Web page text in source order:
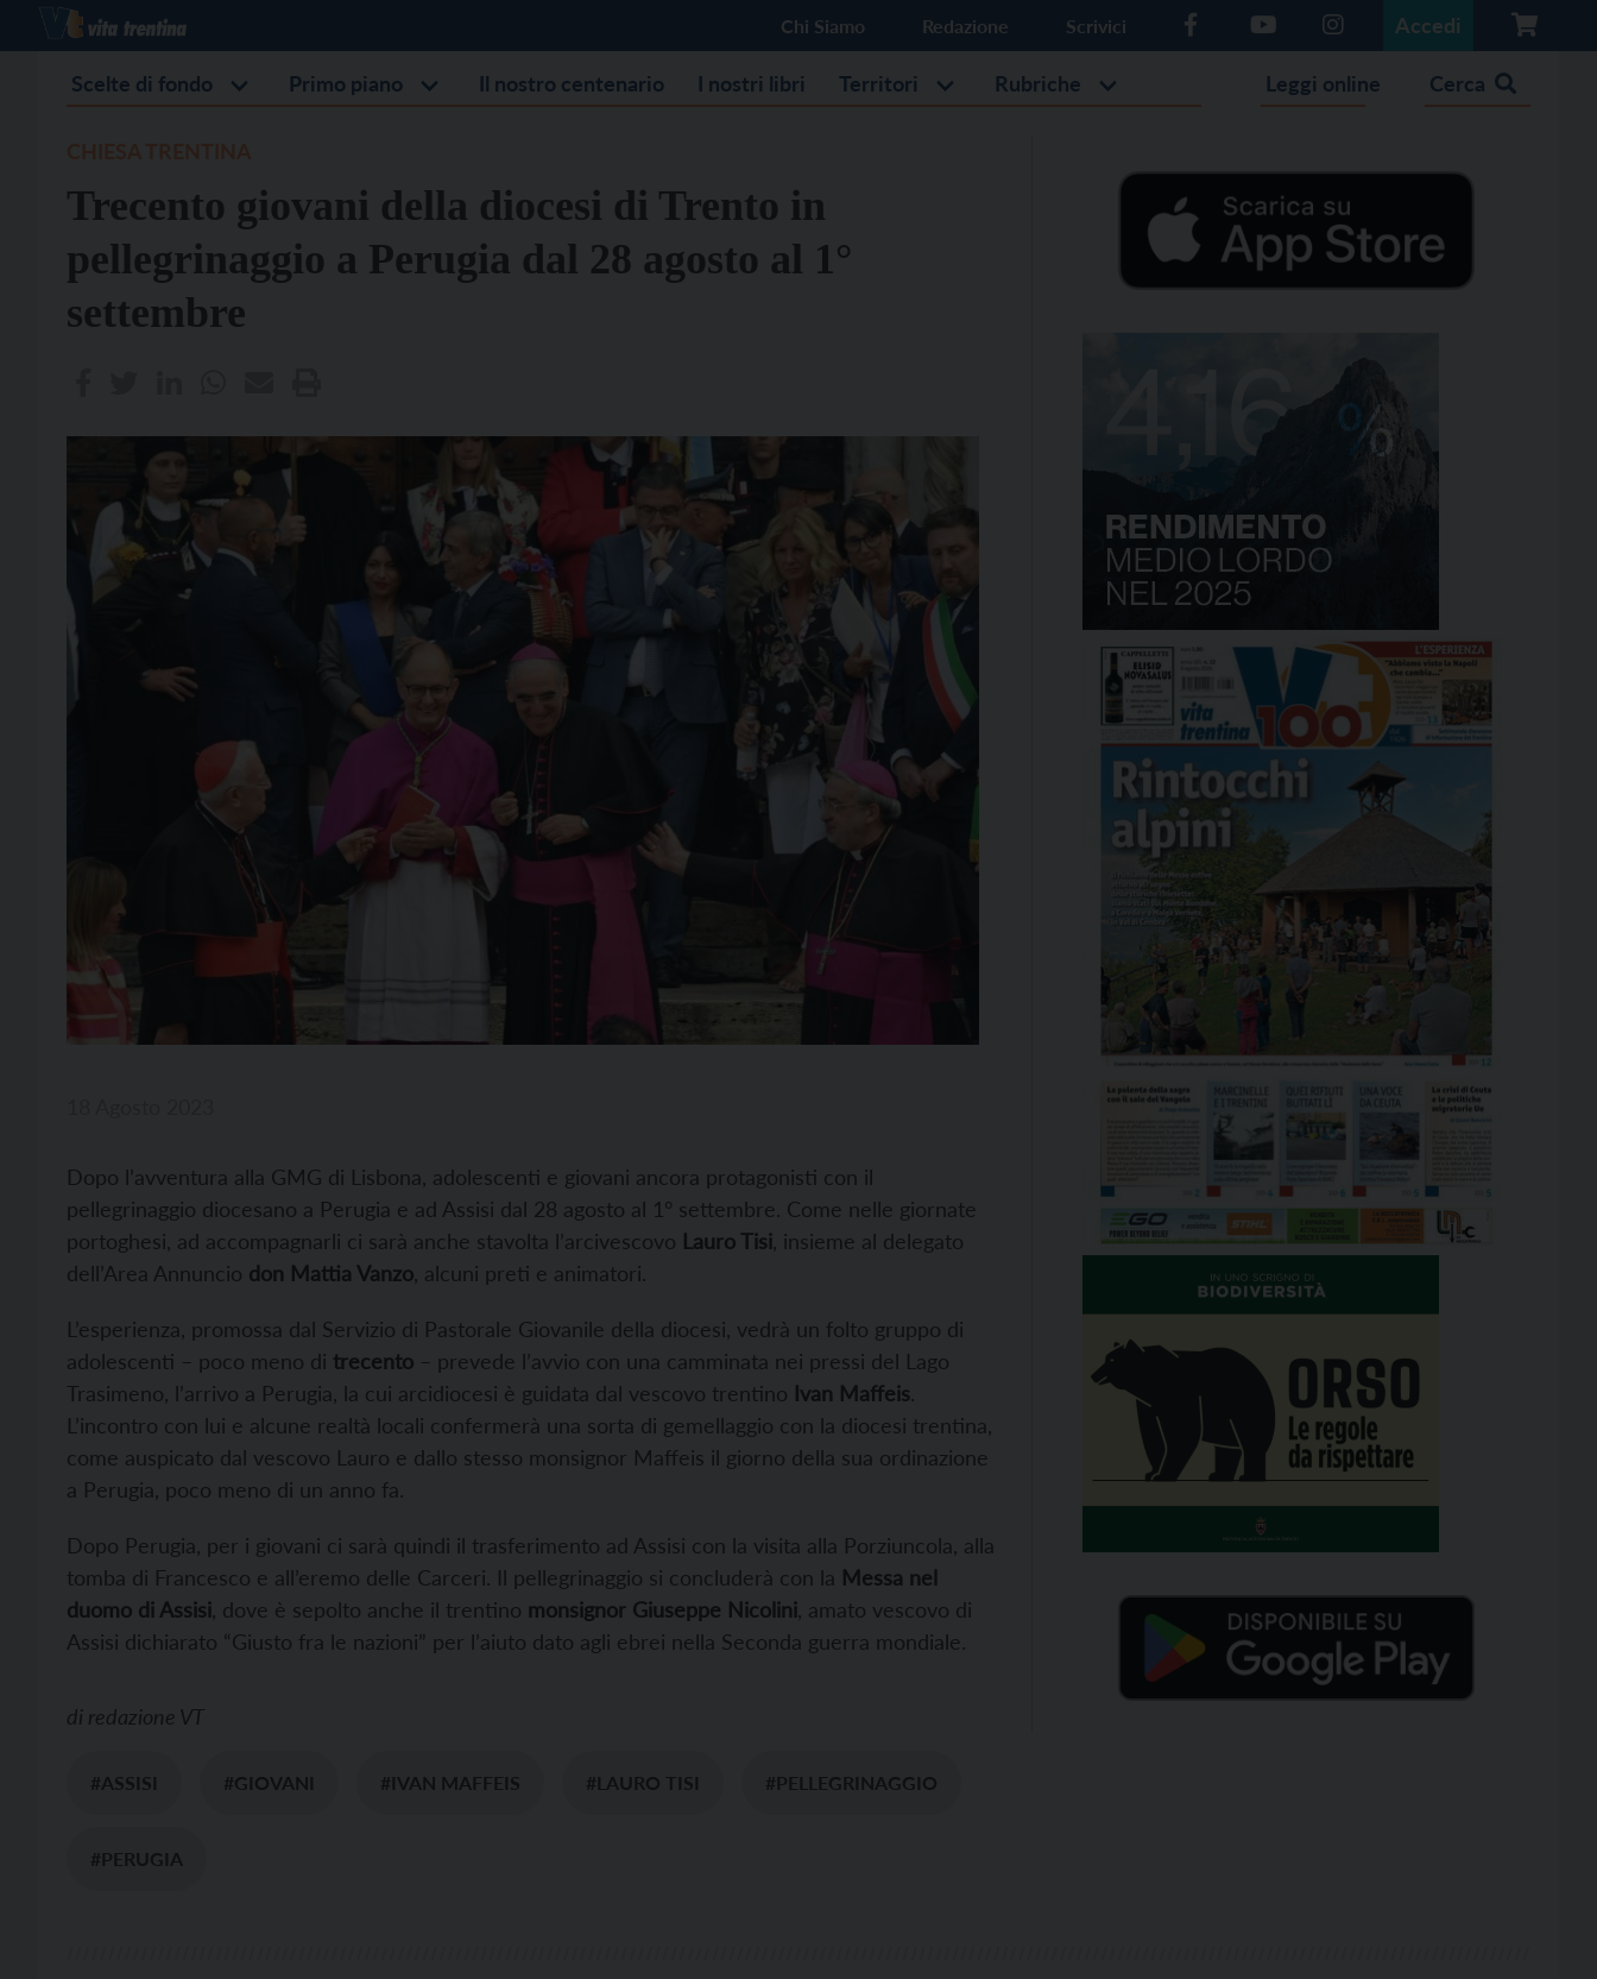
Chi Siamo Redazione Scrivici Accedi
Scelte di fondo Primo piano Il nostro centenario I nostri libri Territori Rubriche Leggi online Cerca
Trecento giovani della diocesi di Trento in
pellegrinaggio a Perugia dal 28 agosto al 1°
settembre
Dopo l’avventura alla GMG di Lisbona, adolescenti e giovani ancora protagonisti con il
pellegrinaggio diocesano a Perugia e ad Assisi dal 28 agosto al 1° settembre. Come nelle giornate
portoghesi, ad accompagnarli ci sarà anche stavolta l’arcivescovo Lauro Tisi , insieme al delegato
dell’Area Annuncio don Mattia Vanzo , alcuni preti e animatori.
L’esperienza, promossa dal Servizio di Pastorale Giovanile della diocesi, vedrà un folto gruppo di
adolescenti – poco meno di trecento – prevede l’avvio con una camminata nei pressi del Lago
Trasimeno, l’arrivo a Perugia, la cui arcidiocesi è guidata dal vescovo trentino Ivan Maffeis.
L’incontro con lui e alcune realtà locali confermerà una sorta di gemellaggio con la diocesi trentina,
come auspicato dal vescovo Lauro e dallo stesso monsignor Maffeis il giorno della sua ordinazione
a Perugia, poco meno di un anno fa.
Dopo Perugia, per i giovani ci sarà quindi il trasferimento ad Assisi con la visita alla Porziuncola, alla
tomba di Francesco e all’eremo delle Carceri. Il pellegrinaggio si concluderà con la Messa nel
duomo di Assisi , dove è sepolto anche il trentino monsignor Giuseppe Nicolini , amato vescovo di
Assisi dichiarato “Giusto fra le nazioni” per l’aiuto dato agli ebrei nella Seconda guerra mondiale.
di redazione VT
#ASSISI #GIOVANI #IVAN MAFFEIS #LAURO TISI #PELLEGRINAGGIO
#PERUGIA